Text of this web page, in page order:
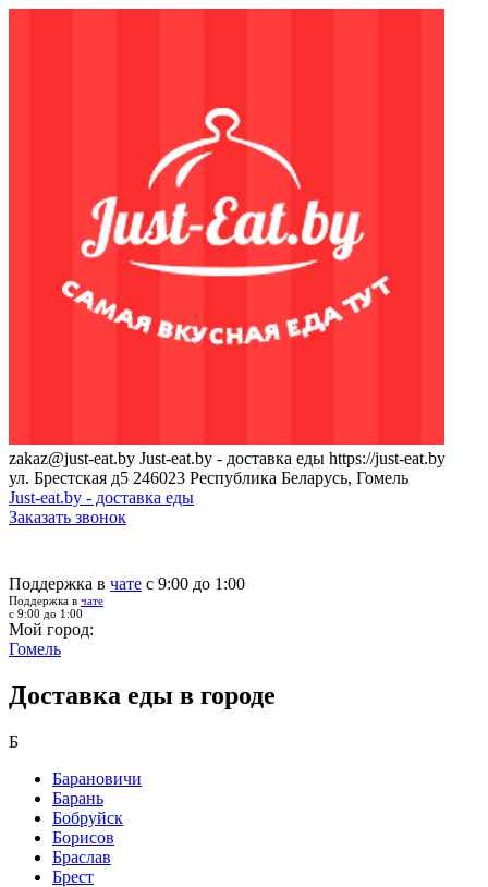
zakaz@just-eat.by Just-eat.by - доставка еды https://just-eat.by
ул. Брестская д5 246023 Республика Беларусь, Гомель
Just-eat.by - доставка еды
Заказать звонок
Поддержка в чате с 9:00 до 1:00
Поддержка в чате
с 9:00 до 1:00
Мой город:
Гомель
Доставка еды в городе
Б
Барановичи
Барань
Бобруйск
Борисов
Браслав
Брест